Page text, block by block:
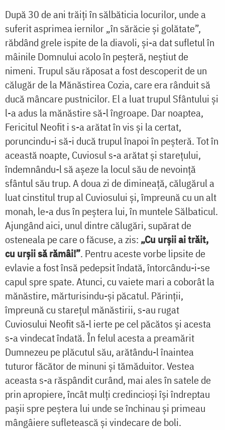
După 30 de ani trăiți în sălbăticia locurilor, unde a
suferit asprimea iernilor „în sărăcie și golătate”,
răbdând grele ispite de la diavoli, și-a dat sufletul în
mâinile Domnului acolo în peșteră, neștiut de
nimeni. Trupul său răposat a fost descoperit de un
călugăr de la Mănăstirea Cozia, care era rânduit să
ducă mâncare pustnicilor. El a luat trupul Sfântului și
l-a adus la mănăstire să-l îngroape. Dar noaptea,
Fericitul Neofit i s-a arătat în vis și l­a certat,
poruncindu-i să-i ducă trupul înapoi în peșteră. Tot în
această noapte, Cuviosul s-a arătat și starețului,
îndemnându-l să așeze la locul său de nevoință
sfântul său trup. A doua zi de dimineață, călugărul a
luat cinstitul trup al Cuviosului și, împreună cu un alt
monah, le-a dus în peștera lui, în muntele Sălbaticul.
Ajungând aici, unul dintre călugări, supărat de
osteneala pe care o făcuse, a zis: „Cu urșii ai trăit,
cu urșii să rămâi!”. Pentru aceste vorbe lipsite de
evlavie a fost însă pedepsit îndată, întorcându-i-se
capul spre spate. Atunci, cu vaiete mari a coborât la
mănăstire, mărturisindu-și păcatul. Părinții,
împreună cu starețul mănăstirii, s-au rugat
Cuviosului Neofit să-l ierte pe cel păcătos și acesta
s-a vindecat îndată. În felul acesta a preamărit
Dumnezeu pe plăcutul său, arătându-l înaintea
tuturor făcător de minuni și tămăduitor. Vestea
aceasta s-a răspândit curând, mai ales în satele de
prin apropiere, încât mulți credincioși își îndreptau
pașii spre peștera lui unde se închinau și primeau
mângâiere sufletească și vindecare de boli.